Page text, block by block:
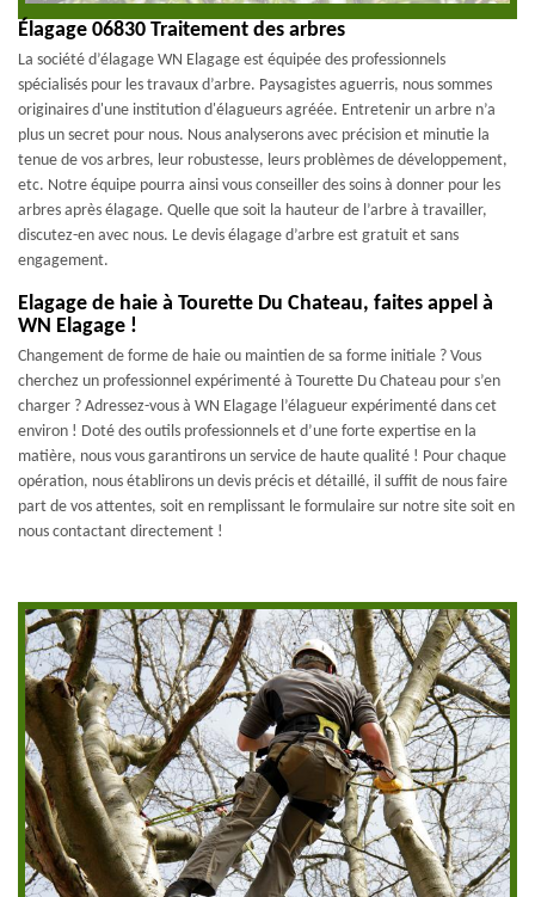
Élagage 06830 Traitement des arbres
La société d’élagage WN Elagage est équipée des professionnels
spécialisés pour les travaux d’arbre. Paysagistes aguerris, nous sommes
originaires d'une institution d'élagueurs agréée. Entretenir un arbre n’a
plus un secret pour nous. Nous analyserons avec précision et minutie la
tenue de vos arbres, leur robustesse, leurs problèmes de développement,
etc. Notre équipe pourra ainsi vous conseiller des soins à donner pour les
arbres après élagage. Quelle que soit la hauteur de l’arbre à travailler,
discutez-en avec nous. Le devis élagage d’arbre est gratuit et sans
engagement.
Elagage de haie à Tourette Du Chateau, faites appel à
WN Elagage !
Changement de forme de haie ou maintien de sa forme initiale ? Vous
cherchez un professionnel expérimenté à Tourette Du Chateau pour s’en
charger ? Adressez-vous à WN Elagage l’élagueur expérimenté dans cet
environ ! Doté des outils professionnels et d’une forte expertise en la
matière, nous vous garantirons un service de haute qualité ! Pour chaque
opération, nous établirons un devis précis et détaillé, il suffit de nous faire
part de vos attentes, soit en remplissant le formulaire sur notre site soit en
nous contactant directement !